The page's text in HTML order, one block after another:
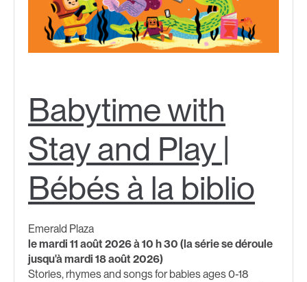
Babytime with
Stay and Play |
Bébés à la biblio
Emerald Plaza
le mardi 11 août 2026 à 10 h 30 (la série se déroule
jusqu'à mardi 18 août 2026)
Stories, rhymes and songs for babies ages 0-18